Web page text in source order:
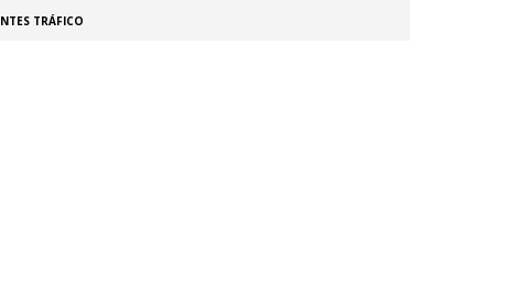
TRÁFICO